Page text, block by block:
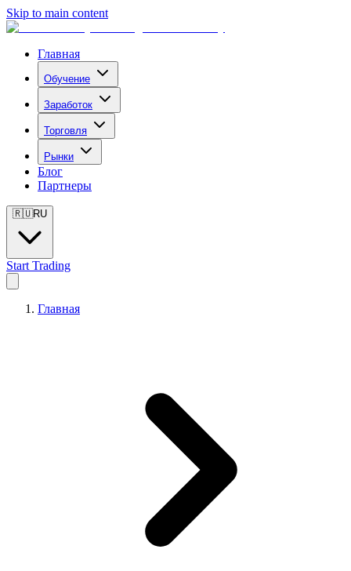
Skip to main content
Главная
Обучение
Заработок
Торговля
Рынки
Блог
Партнеры
🇷🇺RU
Start Trading
Главная